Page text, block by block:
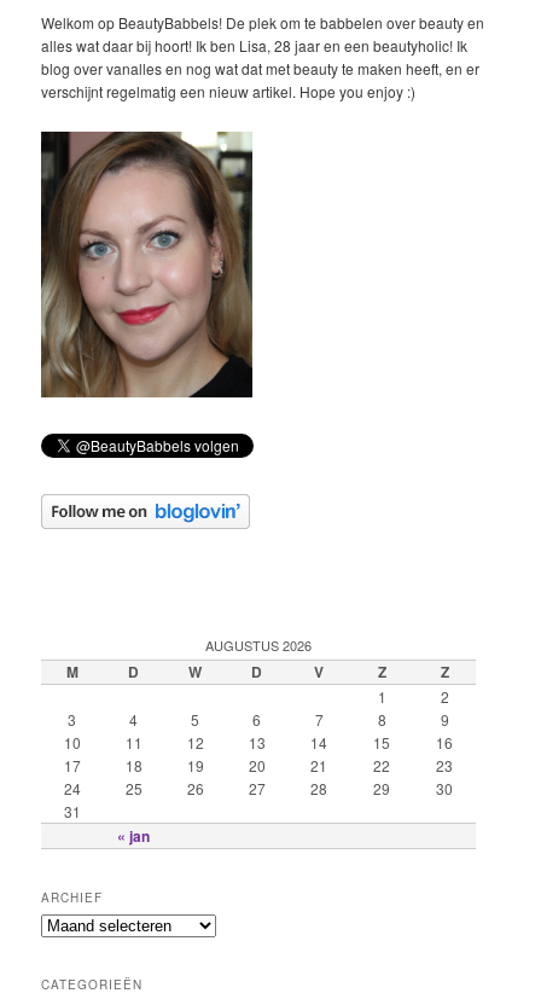
Welkom op BeautyBabbels! De plek om te babbelen over beauty en
alles wat daar bij hoort! Ik ben Lisa, 28 jaar en een beautyholic! Ik
blog over vanalles en nog wat dat met beauty te maken heeft, en er
verschijnt regelmatig een nieuw artikel. Hope you enjoy :)
AUGUSTUS 2026
M D W D V Z Z
« jan
1
2
3
4 5 6 7 8
9
10
11 12 13 14 15
16
17
18 19 20 21 22
23
24
25 26 27 28 29
30
31
ARCHIEF
CATEGORIEËN